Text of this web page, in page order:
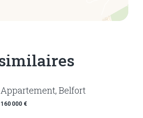
Appartement, Belfort
160 000 €